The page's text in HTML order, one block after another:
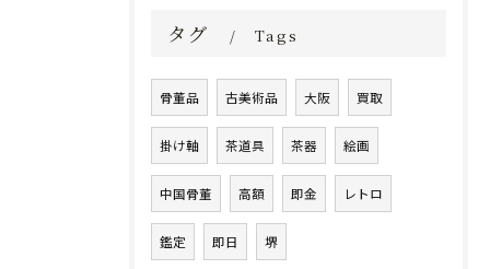
タグ Tags
骨董品 古美術品 大阪 買取
掛け軸 茶道具 茶器 絵画
中国骨董 高額 即金 レトロ
鑑定 即日 堺